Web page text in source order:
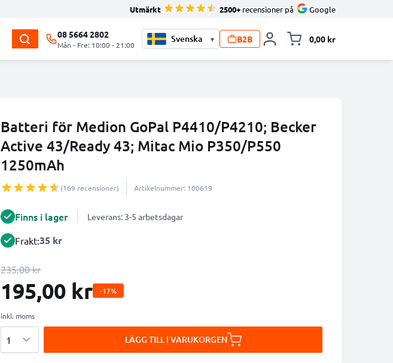
Utmärkt 2500+ recensioner på Google
08 5664 2802
Mån - Fre: 10:00 - 21:00
▾ B2B 0,00 kr
Batteri för Medion GoPal P4410/P4210; Becker
Active 43/Ready 43; Mitac Mio P350/P550
1250mAh
(169 recensioner) Artikelnummer: 100619
Finns i lager Leverans: 3-5 arbetsdagar
Frakt:35 kr
235,00 kr
195,00 kr -17%
inkl. moms
LÄGG TILL I VARUKORGEN